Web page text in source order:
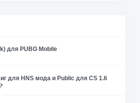
для PUBG Mobile
для HNS мода и Public для CS 1.6